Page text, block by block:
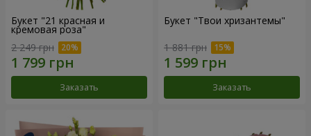
Букет "21 красная и
кремовая роза"
2 249 грн
Заказать
Букет "Твои хризантемы"
1 881 грн
Заказать